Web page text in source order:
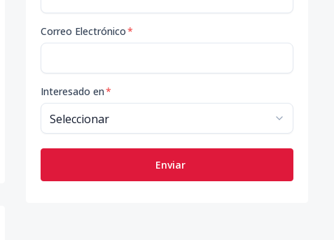
Correo Electrónico*
Interesado en*
Enviar